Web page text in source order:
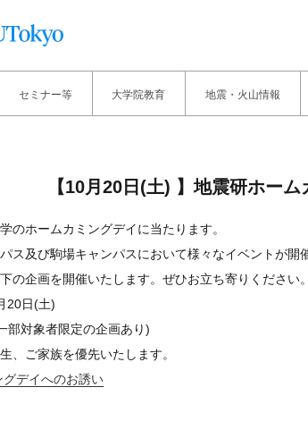
セミナー等 大学院教育 地震・火山情報
【10月20日(土) 】地震研ホー
のホームカミングデイに当たります。
ス及び駒場キャンパスにおいて様々なイベントが開
の企画を開催いたします。ぜひお立ち寄りください
20日(土)
部対象者限定の企画あり)
、ご家族を優先いたします。
グデイへのお誘い